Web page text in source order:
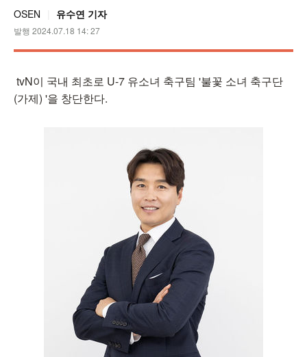
OSEN 유수연 기자
발행 2024.07.18 14: 27
tvN이 국내 최초로 U-7 유소녀 축구팀 '불꽃 소녀 축구단
(가제) '을 창단한다.